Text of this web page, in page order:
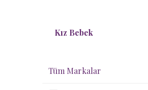
Kız Bebek
Tüm Markalar